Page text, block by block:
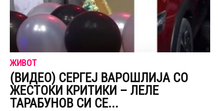
ЖИВОТ
(ВИДЕО) СЕРГЕЈ ВАРОШЛИЈА СО
ЖЕСТОКИ КРИТИКИ – ЛЕЛЕ
ТАРАБУНОВ СИ СЕ...